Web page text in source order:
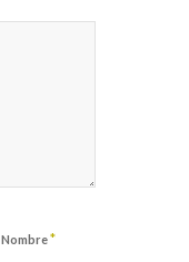
Nombre*